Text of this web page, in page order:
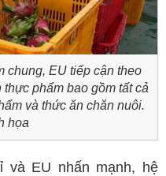
chung, EU tiếp cận theo
phẩm bao gồm tất cả
và thức ăn chăn nuôi.
họa
và EU nhấn mạnh, hệ